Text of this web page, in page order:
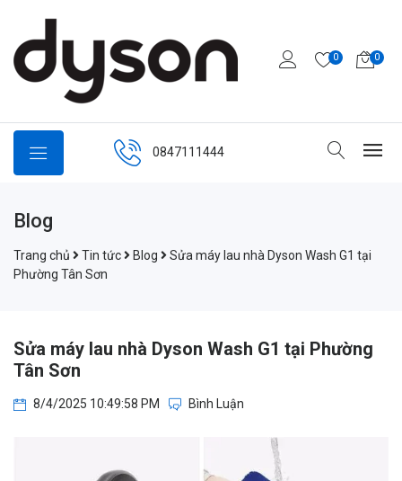
0 0
0847111444
Blog
Trang chủ Tin tức Blog
Sửa máy lau nhà Dyson Wash G1 tại
Phường Tân Sơn
Sửa máy lau nhà Dyson Wash G1 tại Phường
Tân Sơn
8/4/2025 10:49:58 PM Bình Luận